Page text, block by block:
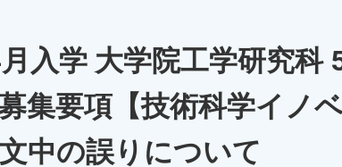
入学 大学院工学研究科
集要項【技術科学イノ
中の誤りについて